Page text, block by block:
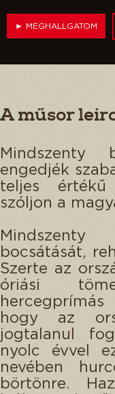
► MEGHALLGATOM
A műsor
Mindszenty
engedjék
teljes értékű
szóljon a
bocsátását,
Szerte az
óriási
hogy az
jogtalanul
nyolc évvel
nevében
börtönre.